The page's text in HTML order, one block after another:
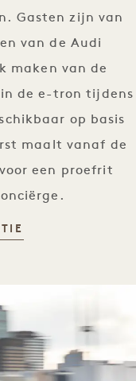
Gasten zijn van
van de Audi
maken van de
de e-tron tijdens
op basis
maalt vanaf de
een proefrit